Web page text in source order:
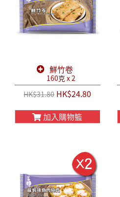
鮮竹卷
160克 x 2
HK$31.80HK$24.80
加入購物籃